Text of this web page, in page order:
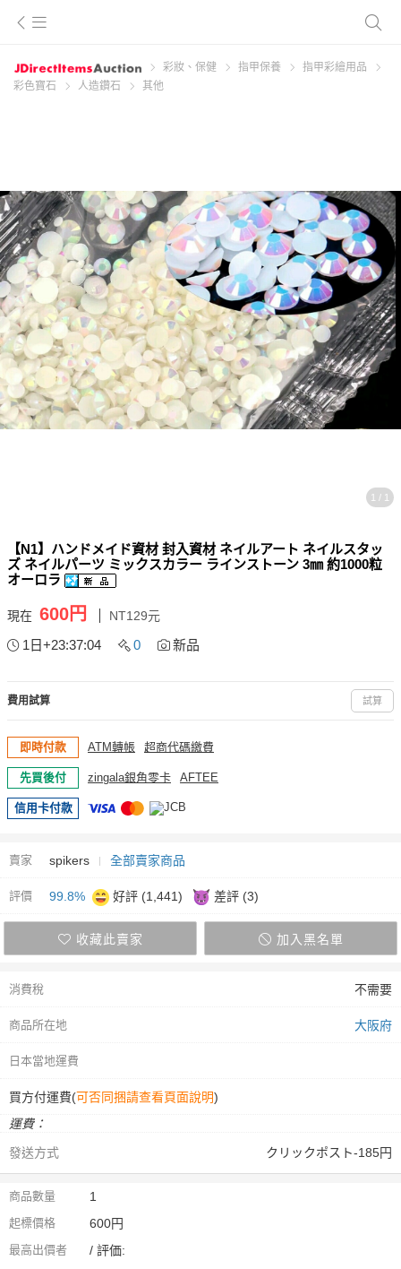
彩妝、保健 指甲保養
指甲彩繪用品
彩色寶石
人造鑽石 其他
1 / 1
【N1】ハンドメイド資材 封入資材 ネイルアート ネイルスタッ
ズ ネイルパーツ ミックスカラー ラインストーン 3㎜ 約1000粒
オーロラ
現在 600円 NT129元
1日+23:37:03 0 新品
費用試算 試算
即時付款 ATM轉帳 超商代碼繳費
先買後付 zingala銀角零卡 AFTEE
信用卡付款
賣家 spikers 全部賣家商品
評價 99.8% 好評 (1,441) 差評 (3)
收藏此賣家 加入黑名單
消費稅 不需要
商品所在地 大阪府
日本當地運費
買方付運費(可否同捆請查看頁面說明)
運費：
發送方式
クリックポスト-185円
商品數量 1
起標價格 600円
最高出價者 / 評価: